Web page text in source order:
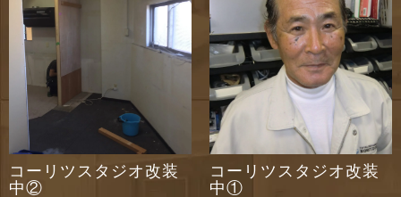
コーリツスタジオ改装
中②
コーリツスタジオ改装
中①